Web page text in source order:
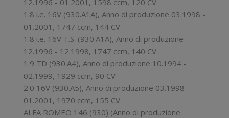
1.8 i.e. 16V (930.A1A), Anno di produzione 03.1998 -
01.2001, 1747 ccm, 144 CV
1.8 i.e. 16V T.S. (930.A1A), Anno di produzione
12.1996 - 12.1998, 1747 ccm, 140 CV
1.9 TD (930.A4), Anno di produzione 10.1994 -
02.1999, 1929 ccm, 90 CV
2.0 16V (930.A5), Anno di produzione 03.1998 -
01.2001, 1970 ccm, 155 CV
ALFA ROMEO 146 (930) (Anno di produzione